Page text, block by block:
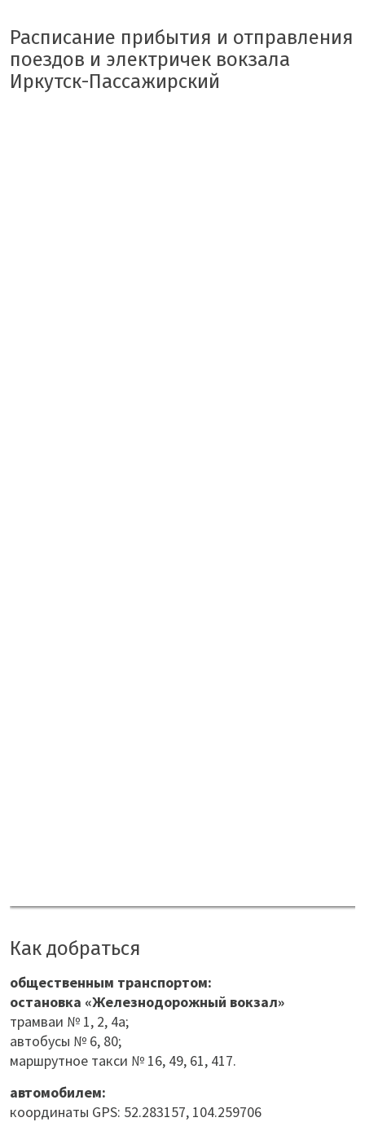
Расписание прибытия и отправления
поездов и электричек вокзала
Иркутск-Пассажирский
Как добраться
общественным транспортом:
остановка «Железнодорожный вокзал»
трамваи № 1, 2, 4а;
автобусы № 6, 80;
маршрутное такси № 16, 49, 61, 417.
автомобилем:
координаты GPS: 52.283157, 104.259706